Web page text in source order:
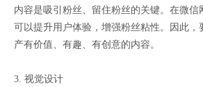
内容是吸引粉丝、留住粉丝的关键。在微信
可以提升用户体验，增强粉丝粘性。因此，
产有价值、有趣、有创意的内容。
3. 视觉设计